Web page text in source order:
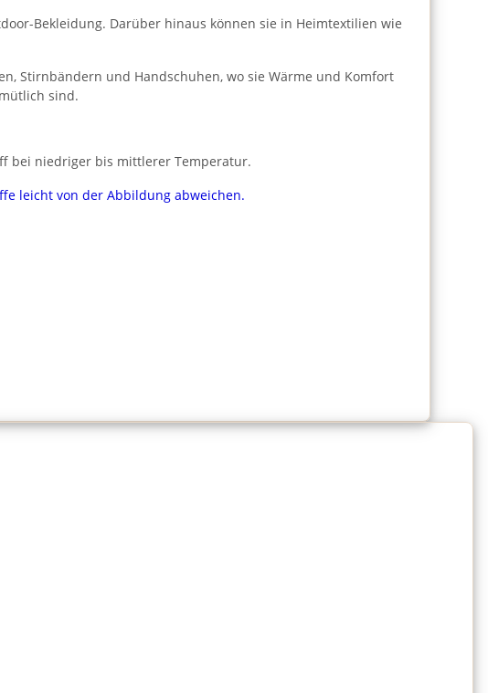
Bekleidung. Darüber hinaus können sie in Heimtextilien wie
Stirnbändern und Handschuhen, wo sie Wärme und Komfort
sind.
bei niedriger bis mittlerer Temperatur.
leicht von der Abbildung abweichen.